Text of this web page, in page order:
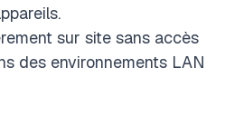
sur site sans accès
des environnements LAN